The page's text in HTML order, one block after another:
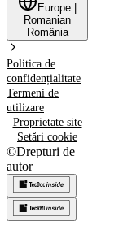
Europe
Romanian
România
Politica de
confidențialitate
Termeni de
utilizare
Proprietate site
Setări cookie
©Drepturi de
autor